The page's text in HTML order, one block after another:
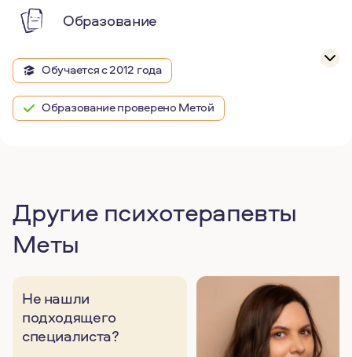
Образование
Обучается с 2012 года
Образование проверено Метой
Другие психотерапевты
Меты
Не нашли
подходящего
специалиста?